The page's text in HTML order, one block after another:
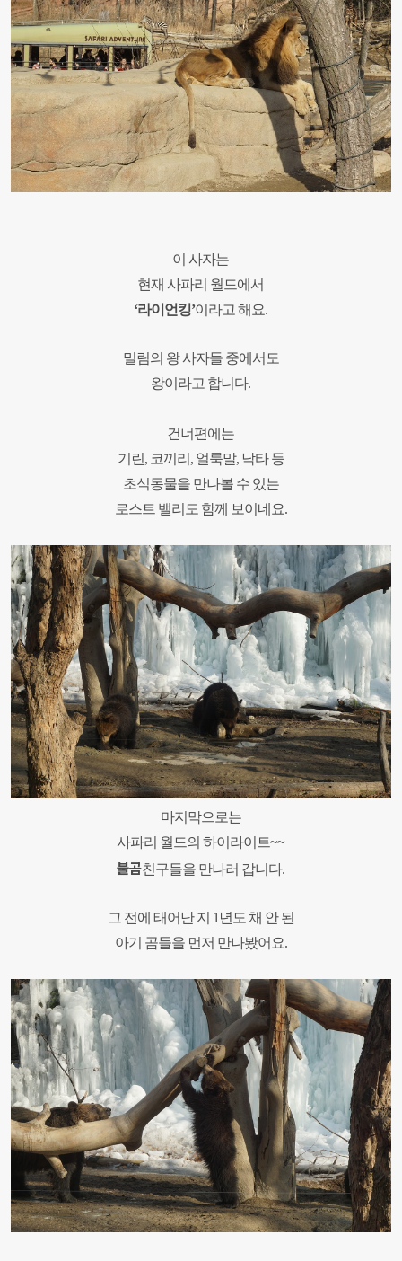
이 사자는
현재 사파리 월드에서
‘라이언킹’이라고 해요.
밀림의 왕 사자들 중에서도
왕이라고 합니다.
건너편에는
기린 , 코끼리 , 얼룩말, 낙타 등
초식동물을 만나볼 수 있는
로스트 밸리도 함께 보이네요.
마지막으로는
사파리 월드의 하이라이트~~
불곰친구들을 만나러 갑니다.
그 전에 태어난 지 1 년도 채 안 된
아기 곰들을 먼저 만나봤어요.